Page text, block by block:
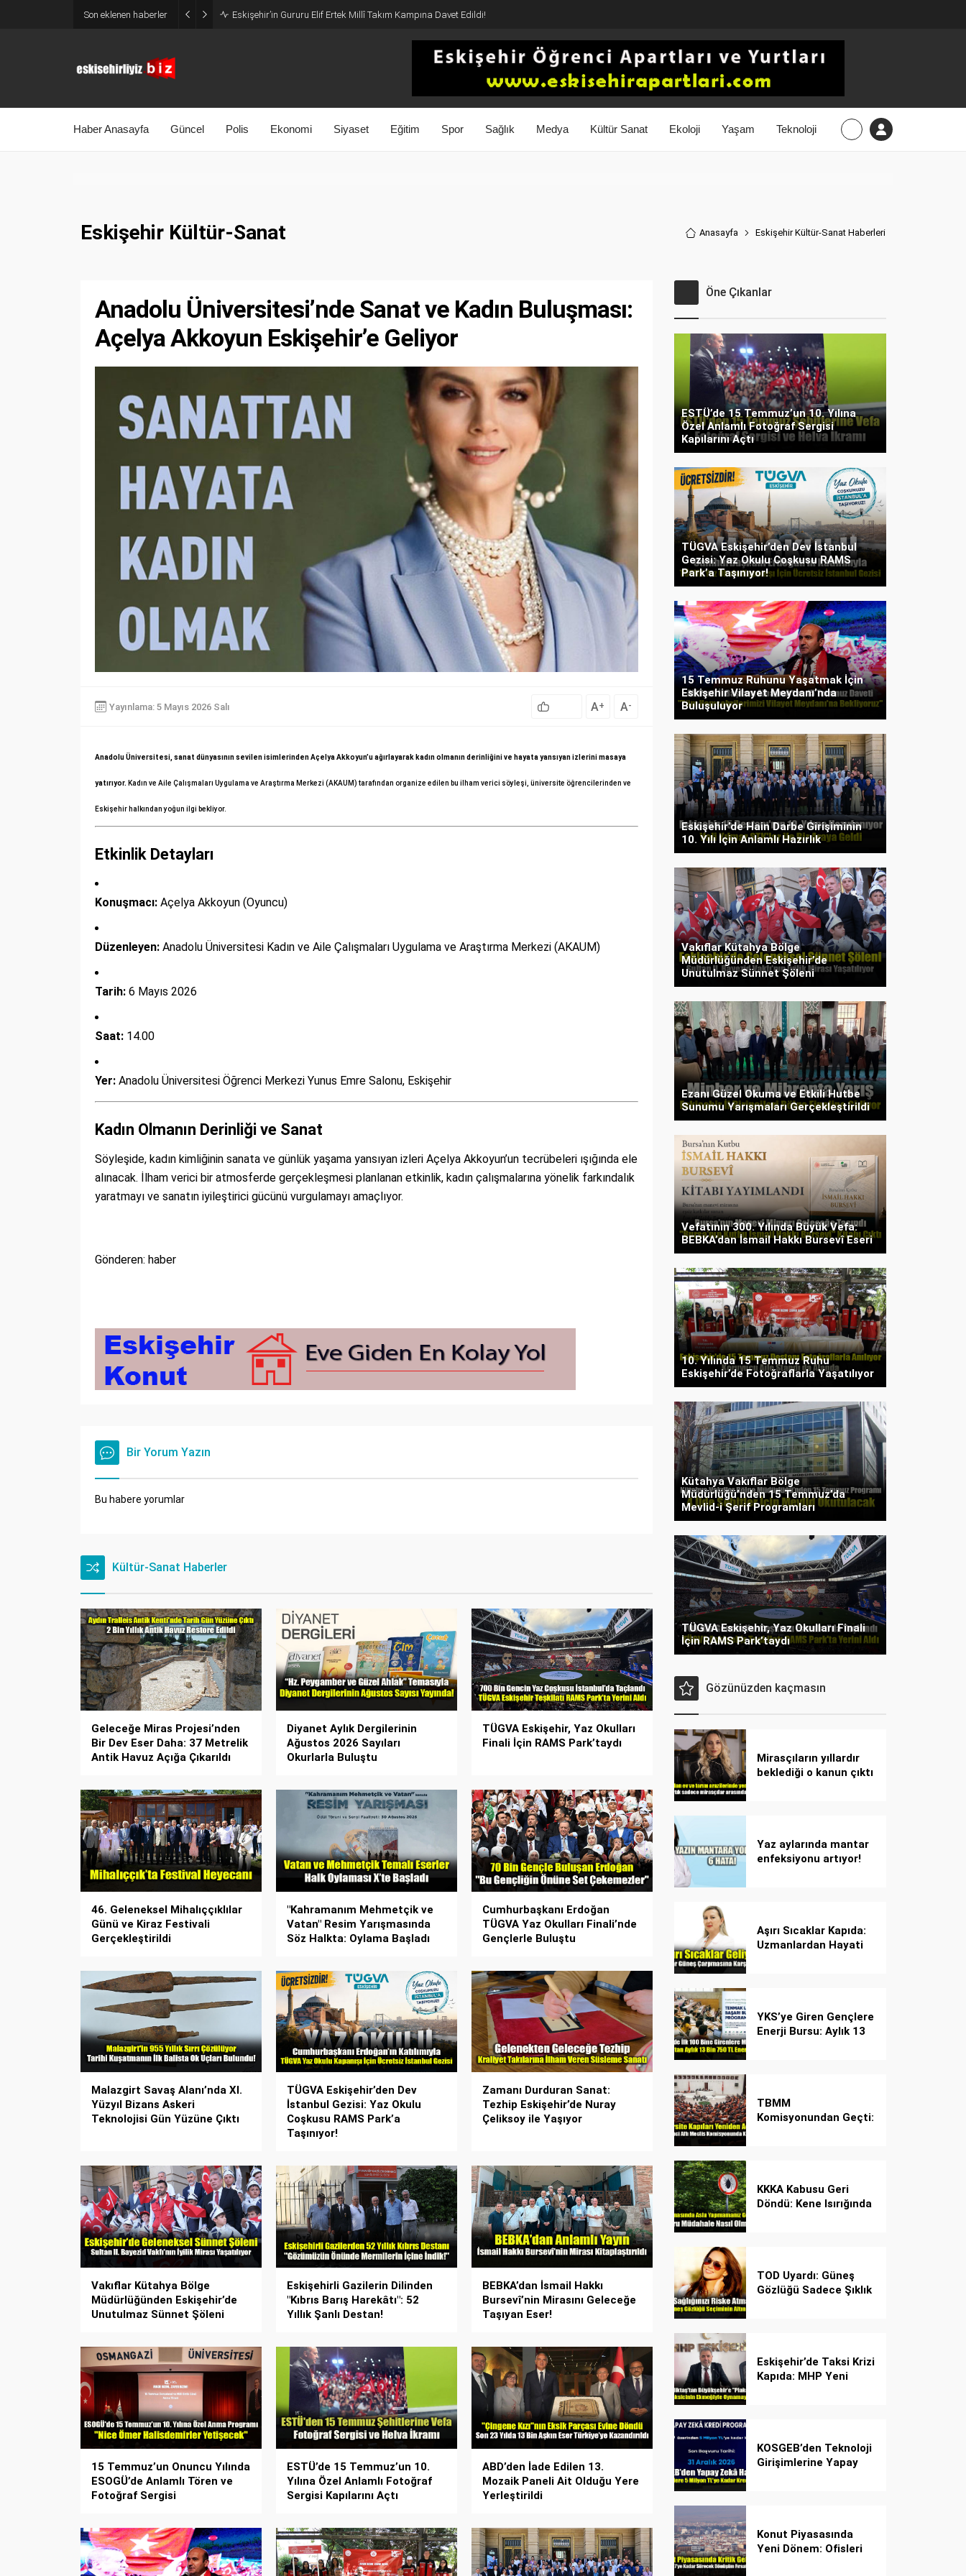
Son eklenen haberler Eskişehir’in Gururu Elif Ertek Millî Takım Kampına Davet Edildi!
Haber Anasayfa Güncel Polis Ekonomi Siyaset Eğitim Spor Sağlık Medya Kültür Sanat Ekoloji Yaşam Teknoloji
Eskişehir Kültür-Sanat Anasayfa Eskişehir Kültür-Sanat Haberleri
Anadolu Üniversitesi’nde Sanat ve Kadın Buluşması:
Açelya Akkoyun Eskişehir’e Geliyor
Yayınlama: 5 Mayıs 2026 Salı A+ A-
Anadolu Üniversitesi, sanat dünyasının sevilen isimlerinden Açelya Akkoyun’u ağırlayarak kadın olmanın derinliğini ve hayata yansıyan izlerini masaya
yatırıyor. Kadın ve Aile Çalışmaları Uygulama ve Araştırma Merkezi (AKAUM) tarafından organize edilen bu ilham verici söyleşi, üniversite öğrencilerinden ve
Eskişehir halkından yoğun ilgi bekliyor.
Etkinlik Detayları
Konuşmacı: Açelya Akkoyun (Oyuncu)
Düzenleyen: Anadolu Üniversitesi Kadın ve Aile Çalışmaları Uygulama ve Araştırma Merkezi (AKAUM)
Tarih: 6 Mayıs 2026
Saat: 14.00
Yer: Anadolu Üniversitesi Öğrenci Merkezi Yunus Emre Salonu, Eskişehir
Kadın Olmanın Derinliği ve Sanat
Söyleşide, kadın kimliğinin sanata ve günlük yaşama yansıyan izleri Açelya Akkoyun’un tecrübeleri ışığında ele
alınacak. İlham verici bir atmosferde gerçekleşmesi planlanan etkinlik, kadın çalışmalarına yönelik farkındalık
yaratmayı ve sanatın iyileştirici gücünü vurgulamayı amaçlıyor.
Gönderen: haber
Bir Yorum Yazın
Bu habere yorumlar
Kültür-Sanat Haberler
Geleceğe Miras Projesi’nden
Bir Dev Eser Daha: 37 Metrelik
Antik Havuz Açığa Çıkarıldı
Diyanet Aylık Dergilerinin
Ağustos 2026 Sayıları
Okurlarla Buluştu
TÜGVA Eskişehir, Yaz Okulları
Finali İçin RAMS Park’taydı
46. Geleneksel Mihalıççıklılar
Günü ve Kiraz Festivali
Gerçekleştirildi
"Kahramanım Mehmetçik ve
Vatan" Resim Yarışmasında
Söz Halkta: Oylama Başladı
Cumhurbaşkanı Erdoğan
TÜGVA Yaz Okulları Finali’nde
Gençlerle Buluştu
Malazgirt Savaş Alanı’nda XI.
Yüzyıl Bizans Askeri
Teknolojisi Gün Yüzüne Çıktı
TÜGVA Eskişehir’den Dev
İstanbul Gezisi: Yaz Okulu
Coşkusu RAMS Park’a
Taşınıyor!
Zamanı Durduran Sanat:
Tezhip Eskişehir’de Nuray
Çeliksoy ile Yaşıyor
Vakıflar Kütahya Bölge
Müdürlüğünden Eskişehir’de
Unutulmaz Sünnet Şöleni
Eskişehirli Gazilerin Dilinden
"Kıbrıs Barış Harekâtı": 52
Yıllık Şanlı Destan!
BEBKA’dan İsmail Hakkı
Bursevî’nin Mirasını Geleceğe
Taşıyan Eser!
15 Temmuz’un Onuncu Yılında
ESOGÜ’de Anlamlı Tören ve
Fotoğraf Sergisi
ESTÜ’de 15 Temmuz’un 10.
Yılına Özel Anlamlı Fotoğraf
Sergisi Kapılarını Açtı
ABD’den İade Edilen 13.
Mozaik Paneli Ait Olduğu Yere
Yerleştirildi
Öne Çıkanlar
ESTÜ’de 15 Temmuz’un 10. Yılına
Özel Anlamlı Fotoğraf Sergisi
Kapılarını Açtı
TÜGVA Eskişehir’den Dev İstanbul
Gezisi: Yaz Okulu Coşkusu RAMS
Park’a Taşınıyor!
15 Temmuz Ruhunu Yaşatmak İçin
Eskişehir Vilayet Meydanı’nda
Buluşuluyor
Eskişehir’de Hain Darbe Girişiminin
10. Yılı İçin Anlamlı Hazırlık
Vakıflar Kütahya Bölge
Müdürlüğünden Eskişehir’de
Unutulmaz Sünnet Şöleni
Ezanı Güzel Okuma ve Etkili Hutbe
Sunumu Yarışmaları Gerçekleştirildi
Vefatının 300. Yılında Büyük Vefa:
BEBKA’dan İsmail Hakkı Bursevî Eseri
10. Yılında 15 Temmuz Ruhu
Eskişehir’de Fotoğraflarla Yaşatılıyor
Kütahya Vakıflar Bölge
Müdürlüğü’nden 15 Temmuz’da
Mevlid-i Şerif Programları
TÜGVA Eskişehir, Yaz Okulları Finali
İçin RAMS Park’taydı
Gözünüzden kaçmasın
Mirasçıların yıllardır
beklediği o kanun çıktı
Yaz aylarında mantar
enfeksiyonu artıyor!
Aşırı Sıcaklar Kapıda:
Uzmanlardan Hayati
YKS’ye Giren Gençlere
Enerji Bursu: Aylık 13
TBMM
Komisyonundan Geçti:
KKKA Kabusu Geri
Döndü: Kene Isırığında
TOD Uyardı: Güneş
Gözlüğü Sadece Şıklık
Eskişehir’de Taksi Krizi
Kapıda: MHP Yeni
KOSGEB’den Teknoloji
Girişimlerine Yapay
Konut Piyasasında
Yeni Dönem: Ofisleri